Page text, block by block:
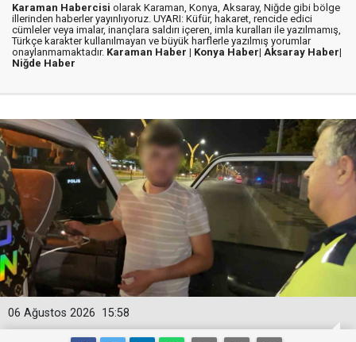
Karaman Habercisi olarak Karaman, Konya, Aksaray, Niğde gibi bölge
illerinden haberler yayınlıyoruz. UYARI: Küfür, hakaret, rencide edici
cümleler veya imalar, inançlara saldırı içeren, imla kuralları ile yazılmamış,
Türkçe karakter kullanılmayan ve büyük harflerle yazılmış yorumlar
onaylanmamaktadır. Karaman Haber | Konya Haber| Aksaray Haber|
Niğde Haber
15:58
06 Ağustos 2026